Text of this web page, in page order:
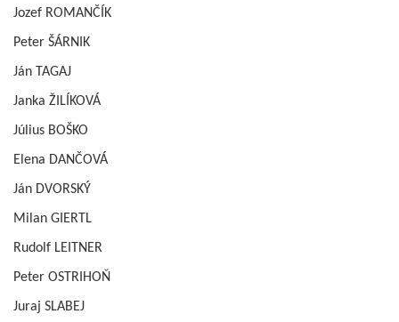
Jozef ROMANČÍK
Peter ŠÁRNIK
Ján TAGAJ
Janka ŽILÍKOVÁ
Július BOŠKO
Elena DANČOVÁ
Ján DVORSKÝ
Milan GIERTL
Rudolf LEITNER
Peter OSTRIHOŇ
Juraj SLABEJ